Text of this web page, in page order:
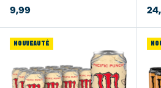
9,99
NOUVEAUTÉ